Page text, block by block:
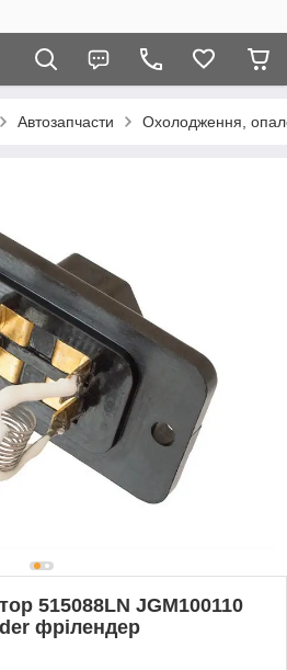
Автозапчасти Охолодження,
515088LN JGM100110
фрілендер